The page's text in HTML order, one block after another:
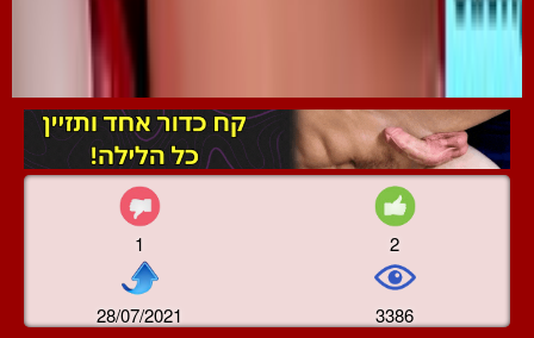
1 2
28/07/2021 3386